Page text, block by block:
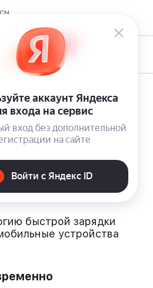
товара
Контакты
07
с поддержкой
быстрой зарядки
устройства